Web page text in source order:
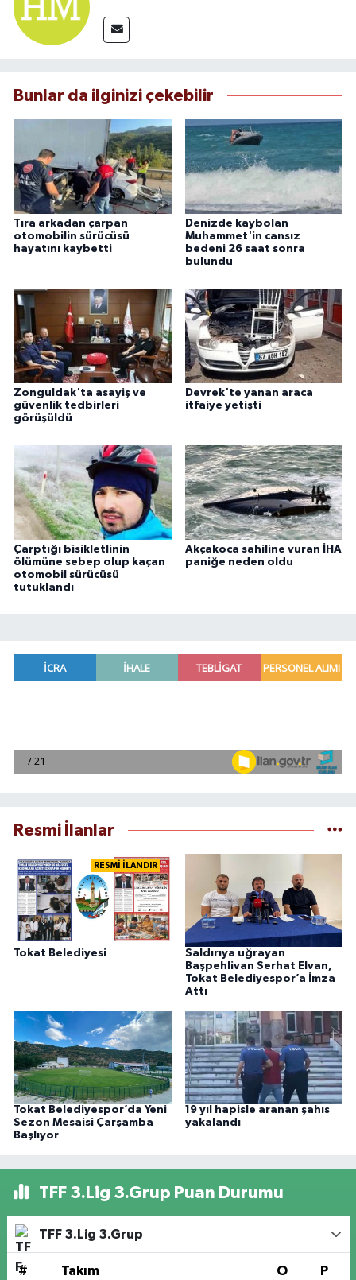
Bunlar da ilginizi çekebilir
Tıra arkadan çarpan
otomobilin sürücüsü
hayatını kaybetti
Denizde kaybolan
Muhammet'in cansız
bedeni 26 saat sonra
bulundu
Zonguldak'ta asayiş ve
güvenlik tedbirleri
görüşüldü
Devrek'te yanan araca
itfaiye yetişti
Çarptığı bisikletlinin
ölümüne sebep olup kaçan
otomobil sürücüsü
tutuklandı
Akçakoca sahiline vuran İHA
paniğe neden oldu
Resmi İlanlar
RESMİ İLANDIR
Tokat Belediyesi
Saldırıya uğrayan
Başpehlivan Serhat Elvan,
Tokat Belediyespor’a İmza
Attı
Tokat Belediyespor’da Yeni
Sezon Mesaisi Çarşamba
Başlıyor
19 yıl hapisle aranan şahıs
yakalandı
TFF 3.Lig 3.Grup Puan Durumu
TFF 3.Lig 3.Grup
# Takım O P